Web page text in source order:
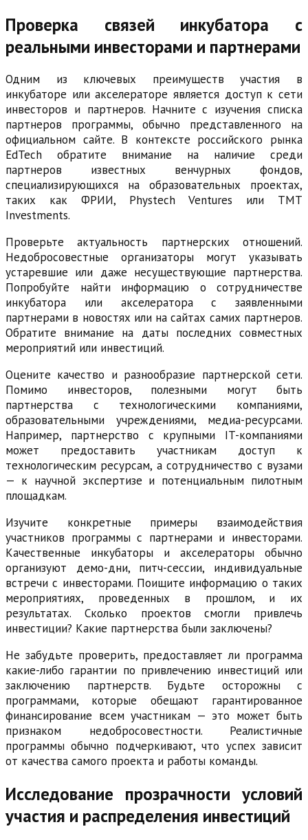
Проверка связей инкубатора с
реальными инвесторами и партнерами
Одним из ключевых преимуществ участия в
инкубаторе или акселераторе является доступ к сети
инвесторов и партнеров. Начните с изучения списка
партнеров программы, обычно представленного на
официальном сайте. В контексте российского рынка
EdTech обратите внимание на наличие среди
партнеров известных венчурных фондов,
специализирующихся на образовательных проектах,
таких как ФРИИ, Phystech Ventures или TMT
Investments.
Проверьте актуальность партнерских отношений.
Недобросовестные организаторы могут указывать
устаревшие или даже несуществующие партнерства.
Попробуйте найти информацию о сотрудничестве
инкубатора или акселератора с заявленными
партнерами в новостях или на сайтах самих партнеров.
Обратите внимание на даты последних совместных
мероприятий или инвестиций.
Оцените качество и разнообразие партнерской сети.
Помимо инвесторов, полезными могут быть
партнерства с технологическими компаниями,
образовательными учреждениями, медиа-ресурсами.
Например, партнерство с крупными IT-компаниями
может предоставить участникам доступ к
технологическим ресурсам, а сотрудничество с вузами
— к научной экспертизе и потенциальным пилотным
площадкам.
Изучите конкретные примеры взаимодействия
участников программы с партнерами и инвесторами.
Качественные инкубаторы и акселераторы обычно
организуют демо-дни, питч-сессии, индивидуальные
встречи с инвесторами. Поищите информацию о таких
мероприятиях, проведенных в прошлом, и их
результатах. Сколько проектов смогли привлечь
инвестиции? Какие партнерства были заключены?
Не забудьте проверить, предоставляет ли программа
какие-либо гарантии по привлечению инвестиций или
заключению партнерств. Будьте осторожны с
программами, которые обещают гарантированное
финансирование всем участникам — это может быть
признаком недобросовестности. Реалистичные
программы обычно подчеркивают, что успех зависит
от качества самого проекта и работы команды.
Исследование прозрачности условий
участия и распределения инвестиций